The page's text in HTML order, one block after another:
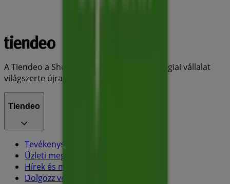
A Tiendeo a Shopfully része - ez a technológiai vállalat
világszerte újragondolja a helyi vásárlást.
Tiendeo
Tevékenységeink
Üzleti megoldások
Hírek és média
Dolgozz velünk